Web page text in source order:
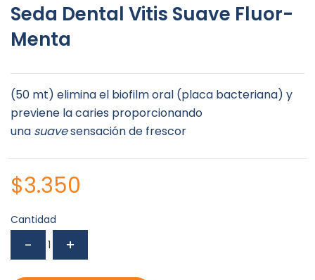
Seda Dental Vitis Suave Fluor-
Menta
(50 mt) elimina el biofilm oral (placa bacteriana) y
previene la caries proporcionando
una suavesensación de frescor
$3.350
Cantidad